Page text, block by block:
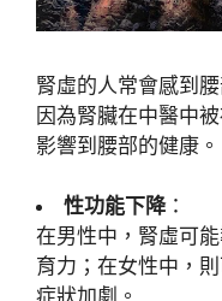
腎虛的人常會感到
因為腎臟在中醫中
影響到腰部的健康。
性功能下降：
在男性中，腎虛可
育力；在女性中，